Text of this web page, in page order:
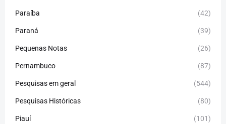
Paraíba (42)
Paraná (39)
Pequenas Notas (26)
Pernambuco (87)
Pesquisas em geral (544)
Pesquisas Históricas (80)
Piauí (101)